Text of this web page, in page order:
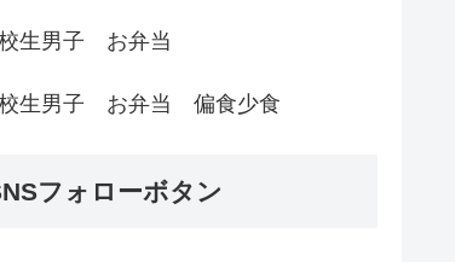
生男子 お弁当
生男子 お弁当 偏食少食
フォローボタン